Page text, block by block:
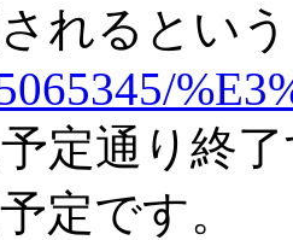
れるとい
定通り終
定です。